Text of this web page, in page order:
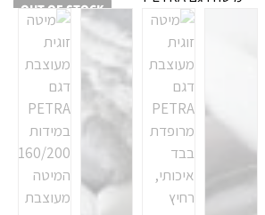
OUT OF STOCK